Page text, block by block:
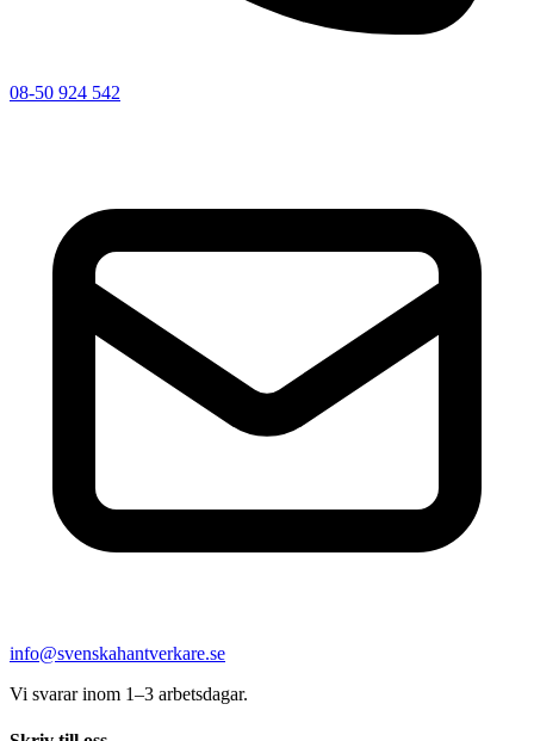
08-50 924 542
info@svenskahantverkare.se
Vi svarar inom 1–3 arbetsdagar.